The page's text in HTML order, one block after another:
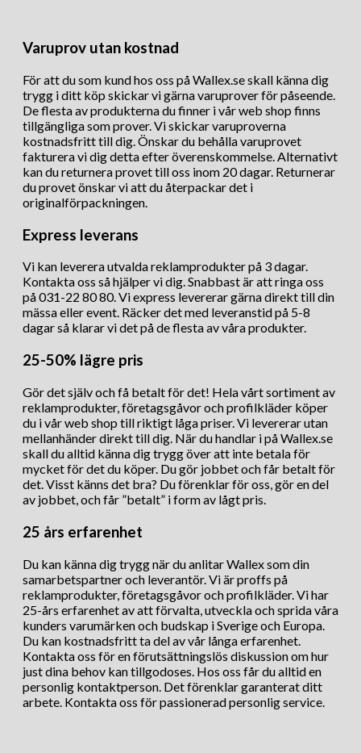
Varuprov utan kostnad
För att du som kund hos oss på Wallex.se skall känna dig
trygg i ditt köp skickar vi gärna varuprover för påseende.
De flesta av produkterna du finner i vår web shop finns
tillgängliga som prover. Vi skickar varuproverna
kostnadsfritt till dig. Önskar du behålla varuprovet
fakturera vi dig detta efter överenskommelse. Alternativt
kan du returnera provet till oss inom 20 dagar. Returnerar
du provet önskar vi att du återpackar det i
originalförpackningen.
Express leverans
Vi kan leverera utvalda reklamprodukter på 3 dagar.
Kontakta oss så hjälper vi dig. Snabbast är att ringa oss
på 031-22 80 80. Vi express levererar gärna direkt till din
mässa eller event. Räcker det med leveranstid på 5-8
dagar så klarar vi det på de flesta av våra produkter.
25-50% lägre pris
Gör det själv och få betalt för det! Hela vårt sortiment av
reklamprodukter, företagsgåvor och profilkläder köper
du i vår web shop till riktigt låga priser. Vi levererar utan
mellanhänder direkt till dig. När du handlar i på Wallex.se
skall du alltid känna dig trygg över att inte betala för
mycket för det du köper. Du gör jobbet och får betalt för
det. Visst känns det bra? Du förenklar för oss, gör en del
av jobbet, och får ”betalt” i form av lågt pris.
25 års erfarenhet
Du kan känna dig trygg när du anlitar Wallex som din
samarbetspartner och leverantör. Vi är proffs på
reklamprodukter, företagsgåvor och profilkläder. Vi har
25-års erfarenhet av att förvalta, utveckla och sprida våra
kunders varumärken och budskap i Sverige och Europa.
Du kan kostnadsfritt ta del av vår långa erfarenhet.
Kontakta oss för en förutsättningslös diskussion om hur
just dina behov kan tillgodoses. Hos oss får du alltid en
personlig kontaktperson. Det förenklar garanterat ditt
arbete. Kontakta oss för passionerad personlig service.